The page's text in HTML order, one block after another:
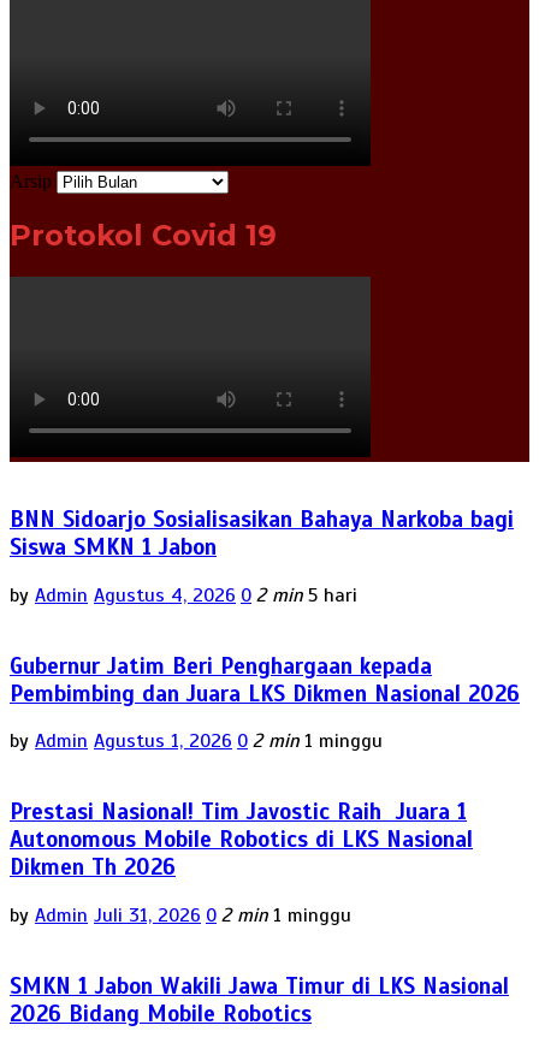
Arsip
Protokol Covid 19
BNN Sidoarjo Sosialisasikan Bahaya Narkoba bagi
Siswa SMKN 1 Jabon
by Admin Agustus 4, 2026 0 2 min 5 hari
Gubernur Jatim Beri Penghargaan kepada
Pembimbing dan Juara LKS Dikmen Nasional 2026
by Admin Agustus 1, 2026 0 2 min 1 minggu
Prestasi Nasional! Tim Javostic Raih Juara 1
Autonomous Mobile Robotics di LKS Nasional
Dikmen Th 2026
by Admin Juli 31, 2026 0 2 min 1 minggu
SMKN 1 Jabon Wakili Jawa Timur di LKS Nasional
2026 Bidang Mobile Robotics